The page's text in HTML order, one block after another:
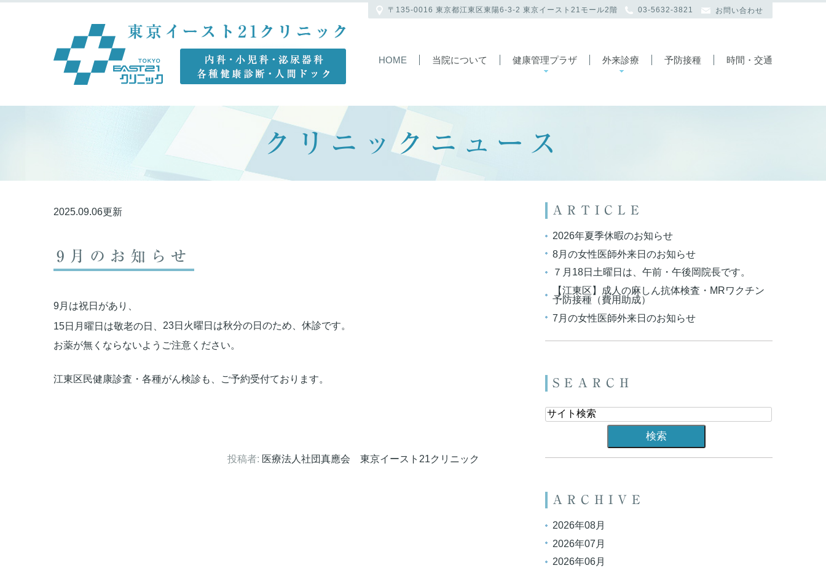
〒135-0016 東京都江東区東陽6-3-2 東京イースト21モール2階 03-5632-3821 お問い合わせ
HOME 当院について 健康管理プラザ 外来診療 予防接種 時間・交通
クリニックニュース
2025.09.06更新
9月のお知らせ
9月は祝日があり、
15日月曜日は敬老の日、 23日火曜日は秋分の日のため、休診です。
お薬が無くならないようご注意ください。
江東区民健康診査・各種がん検診も、ご予約受付ております。
投稿者: 医療法人社団真應会 東京イースト21クリニック
ARTICLE
2026年夏季休暇のお知らせ
8月の女性医師外来日のお知らせ
７月18日土曜日は、午前・午後岡院長です。
【江東区】成人の麻しん抗体検査・MRワクチン
予防接種（費用助成）
7月の女性医師外来日のお知らせ
SEARCH
ARCHIVE
2026年08月
2026年07月
2026年06月